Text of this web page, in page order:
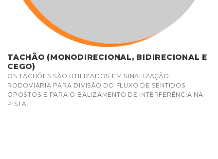
TACHÃO (MONODIRECIONAL, BIDIRECIONAL E
CEGO)
OS TACHÕES SÃO UTILIZADOS EM SINALIZAÇÃO
RODOVIÁRIA PARA DIVISÃO DO FLUXO DE SENTIDOS
OPOSTOS E PARA O BALIZAMENTO DE INTERFERÊNCIA NA
PISTA.